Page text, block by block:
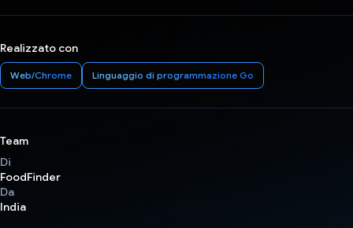
Realizzato con
Web/Chrome Linguaggio di programmazione Go
Team
Di
FoodFinder
Da
India